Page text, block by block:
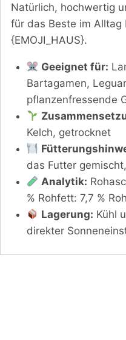
Natürlich, hochwertig
für das Beste im Alltag
{EMOJI_HAUS}.
Geeignet für:
Bartagamen,
pflanzenfressende
Kelch, getrocknet
das Futter
Analytik:
% Rohfett: 7,7 %
Lagerung: Kühl
direkter